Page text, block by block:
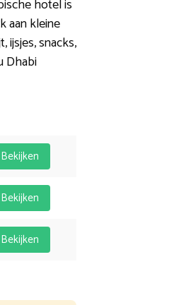
hotel is
aan kleine
ijsjes, snacks,
Dhabi
Bekijken
Bekijken
Bekijken